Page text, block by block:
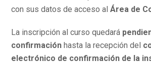
con sus datos de acceso alÁrea de
La inscripción al curso quedará
confirmación hasta la recepción del
electrónico de confirmación de la